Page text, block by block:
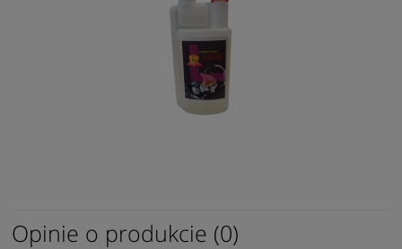
Opinie o produkcie (0)